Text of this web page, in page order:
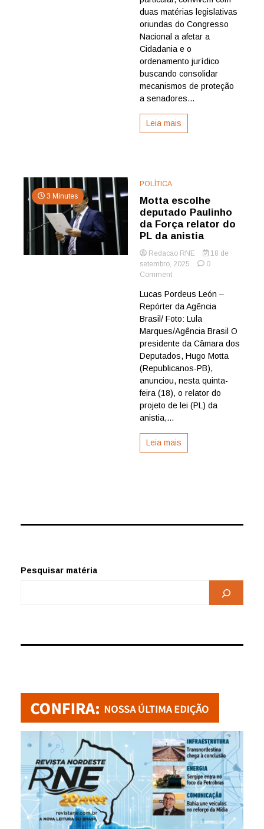
da
afrontam
a
Cidadania
e
geram
impunidades
inaceitáveis;
a
hora
é
de
duas matérias legislativas
oriundas do Congresso
Nacional a afetar a
Cidadania e o
ordenamento jurídico
buscando consolidar
mecanismos de proteção
a senadores...
Leia mais
3 Minutes
POLÍTICA
Motta escolhe
deputado Paulinho
da Força relator do
PL da anistia
Redacao RNE
18 de
setembro, 2025
0
Commenton
escolhe
deputado
Paulinho
da
Força
relator
do
PL
da
anistia
Lucas Pordeus León –
Repórter da Agência
Brasil/ Foto: Lula
Marques/Agência Brasil O
presidente da Câmara dos
Deputados, Hugo Motta
(Republicanos-PB),
anunciou, nesta quinta-
feira (18), o relator do
projeto de lei (PL) da
anistia,...
Leia mais
Pesquisar matéria